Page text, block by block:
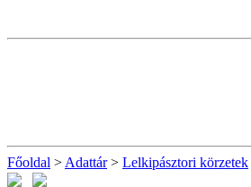
Főoldal > Adattár> Lelkipásztori körzetek